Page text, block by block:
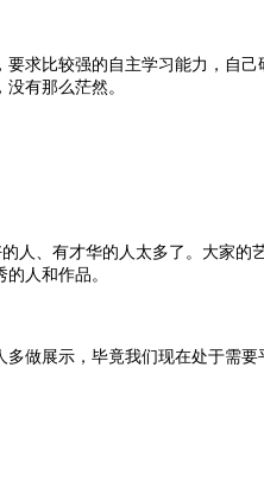
求比较强的自主学习能力，自
有那么茫然。
人、有才华的人太多了。大家
人和作品。
做展示，毕竟我们现在处于需